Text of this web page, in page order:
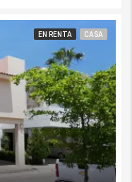
EN RENTA CASA